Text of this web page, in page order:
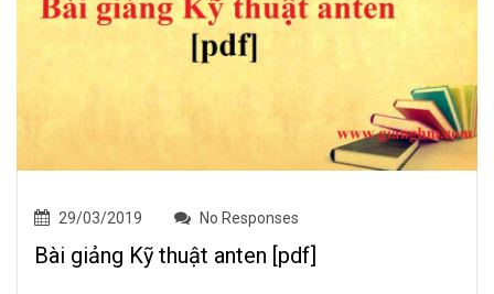
29/03/2019 No Responses
Bài giảng Kỹ thuật anten [pdf]